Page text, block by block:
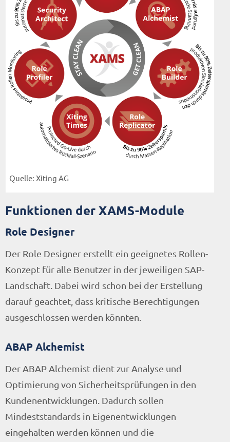
Quelle: Xiting AG
Funktionen der XAMS-Module
Role Designer
Der Role Designer erstellt ein geeignetes Rollen-
Konzept für alle Benutzer in der jeweiligen SAP-
Landschaft. Dabei wird schon bei der Erstellung
darauf geachtet, dass kritische Berechtigungen
ausgeschlossen werden könnten.
ABAP Alchemist
Der ABAP Alchemist dient zur Analyse und
Optimierung von Sicherheitsprüfungen in den
Kundenentwicklungen. Dadurch sollen
Mindeststandards in Eigenentwicklungen
eingehalten werden können und die